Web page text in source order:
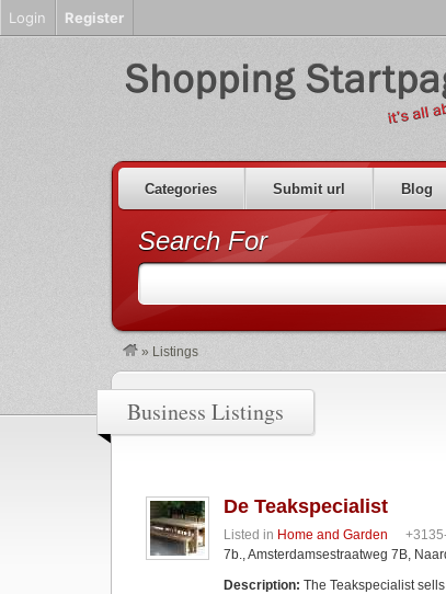
Categories Submit url Blog
Search For
» Listings
Business Listings
De Teakspecialist
Listed in Home and Garden
7b., Amsterdamsestraatweg 7B,
Description: The Teakspecialist
Login Register